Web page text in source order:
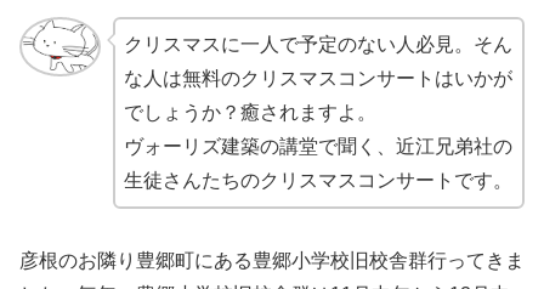
クリスマスに一人で予定のない人必見。そん
な人は無料のクリスマスコンサートはいかが
でしょうか？癒されますよ。
ヴォーリズ建築の講堂で聞く、近江兄弟社の
生徒さんたちのクリスマスコンサートです。
彦根のお隣り豊郷町にある豊郷小学校旧校舎群行ってきま